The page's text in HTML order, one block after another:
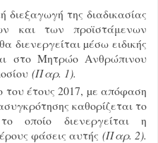
διεξαγωγή της διαδικασίας
και των προϊστάμενων
διενεργείται µέσω ειδικής
στο Μητρώο Ανθρώπινου
(Παρ. 1).
του έτους 2017, µε απόφαση
καθορίζεται το
οποίο διενεργείται η
φάσεις αυτής (Παρ. 2).